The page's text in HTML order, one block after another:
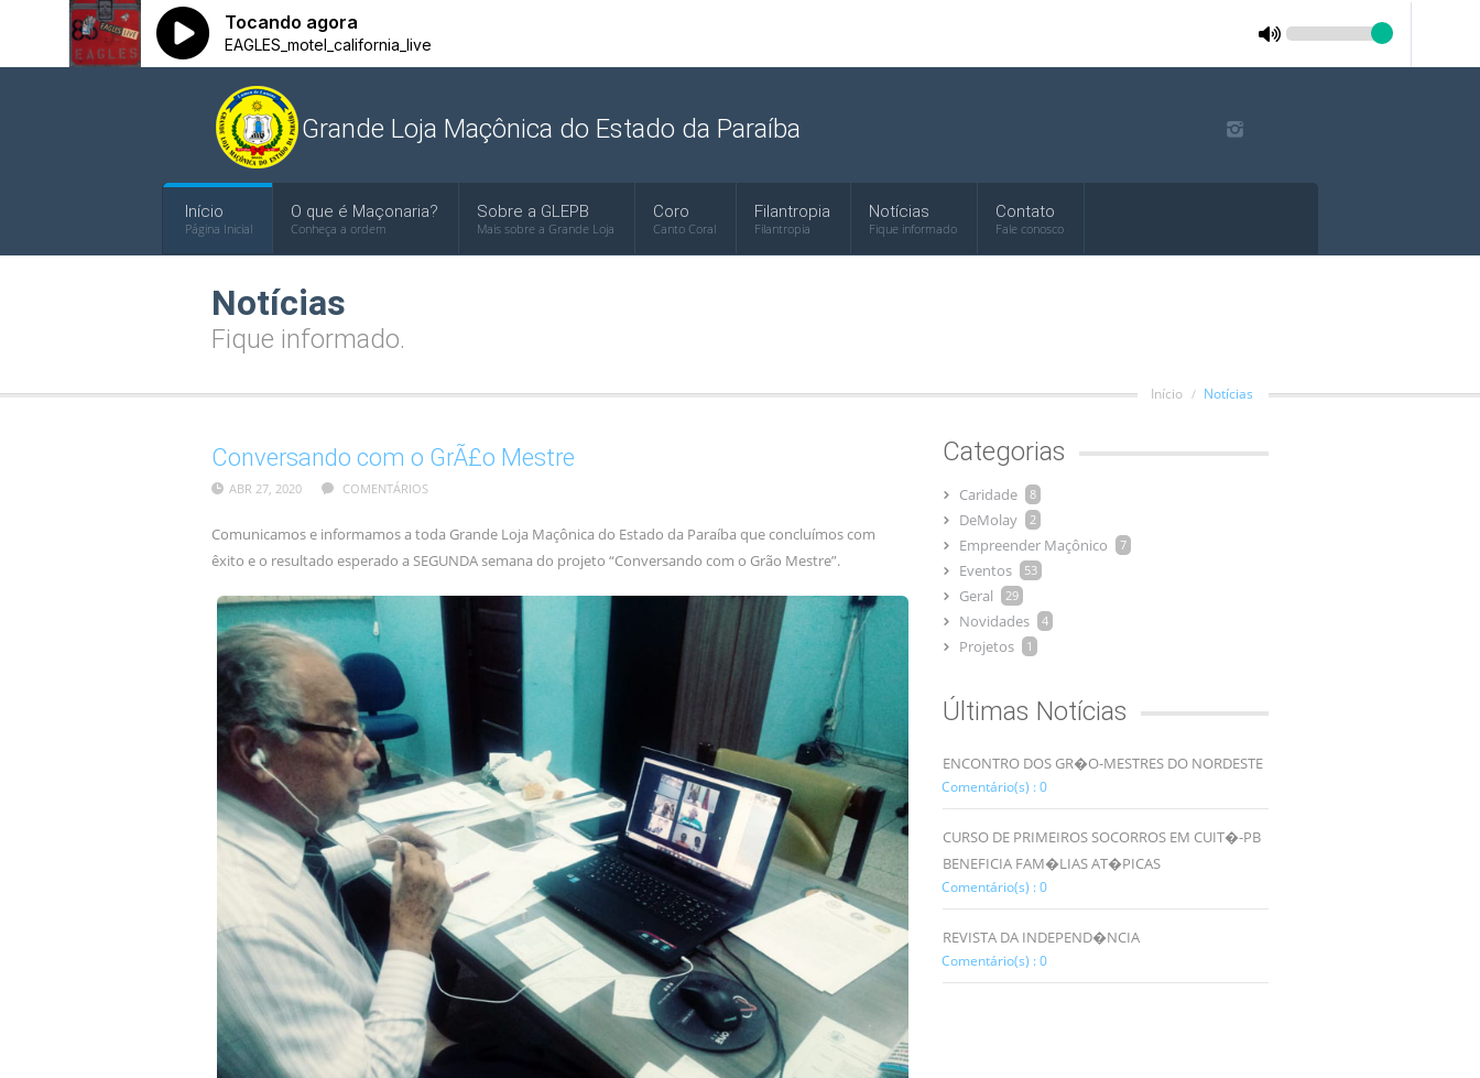
Grande Loja Maçônica do Estado da Paraíba
Início
Página Inicial
O que é Maçonaria?
Conheça a ordem
Sobre a GLEPB
Mais sobre a Grande Loja
Coro
Canto Coral
Filantropia
Filantropia
Notícias
Fique informado
Contato
Fale conosco
Notícias
Fique informado.
Início Notícias
Conversando com o GrÃ£o Mestre
ABR 27, 2020 COMENTÁRIOS
Comunicamos e informamos a toda Grande Loja Maçônica do Estado da Paraíba que concluímos com
êxito e o resultado esperado a SEGUNDA semana do projeto “Conversando com o Grão Mestre”.
Categorias
Caridade 8
DeMolay 2
Empreender Maçônico 7
Eventos 53
Geral 29
Novidades 4
Projetos 1
Últimas Notícias
ENCONTRO DOS GR�O-MESTRES DO NORDESTE
Comentário(s) : 0
CURSO DE PRIMEIROS SOCORROS EM CUIT�-PB
BENEFICIA FAM�LIAS AT�PICAS
Comentário(s) : 0
REVISTA DA INDEPEND�NCIA
Comentário(s) : 0